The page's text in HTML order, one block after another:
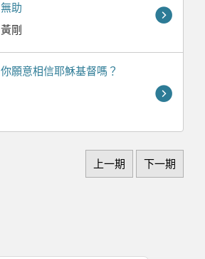
無助
黃剛
你願意相信耶穌基督嗎？
上一期 下一期